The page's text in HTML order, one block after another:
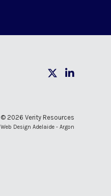
© 2026 Verity Resources
Web Design Adelaide - Argon